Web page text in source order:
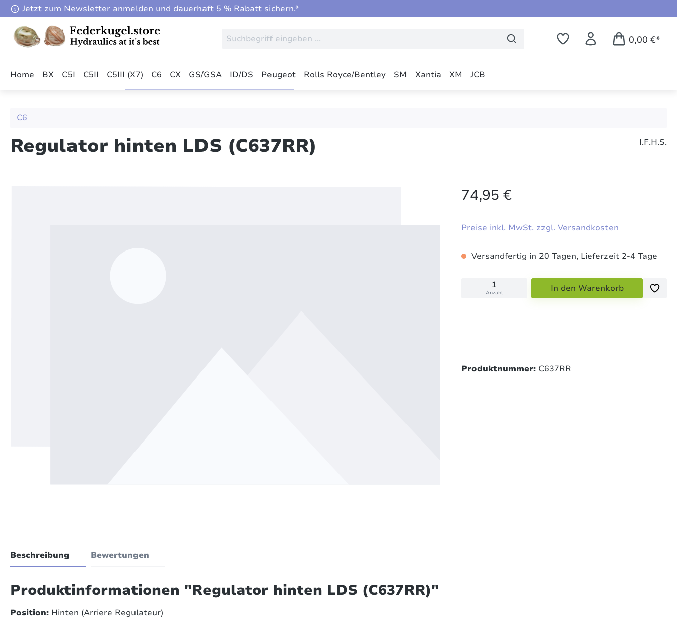
Hauptinhalt springen
Zur Suche springen
Zur Hauptnavigation springen
Jetzt zum Newsletter anmelden und dauerhaft 5 % Rabatt sichern.*
0,00 €*
Home BX C5I C5II C5III (X7) C6 CX GS/GSA ID/DS Peugeot Rolls Royce/Bentley SM Xantia XM JCB
C6
Regulator hinten LDS (C637RR) I.F.H.S.
74,95 €
Preise inkl. MwSt. zzgl. Versandkosten
Versandfertig in 20 Tagen, Lieferzeit 2-4 Tage
Anzahl In den Warenkorb
Produktnummer: C637RR
Beschreibung Bewertungen
Produktinformationen "Regulator hinten LDS (C637RR)"
Position: Hinten (Arriere Regulateur)